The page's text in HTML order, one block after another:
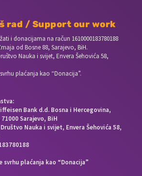
rad / Support our work
i donacijama na račun 1610000183780188
od Bosne 88, Sarajevo, BiH.
Nauka i svijet, Envera Šehovića 58,
plaćanja kao “Donacija”.
Bank d.d. Bosna i Hercegovina,
Sarajevo, BiH
Nauka i svijet, Envera Šehovića 58,
svrhu plaćanja kao “Donacija”